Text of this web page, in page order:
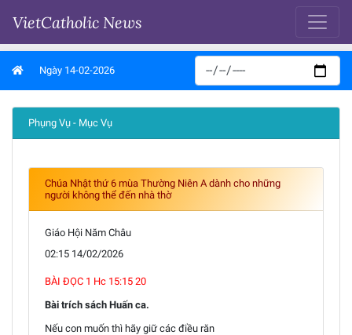
VietCatholic News
Ngày 14-02-2026
Phụng Vụ - Mục Vụ
Chúa Nhật thứ 6 mùa Thường Niên A dành cho những
người không thể đến nhà thờ
Giáo Hội Năm Châu
02:15 14/02/2026
BÀI ĐỌC 1 Hc 15:15 20
Bài trích sách Huấn ca.
Nếu con muốn thì hãy giữ các điều răn